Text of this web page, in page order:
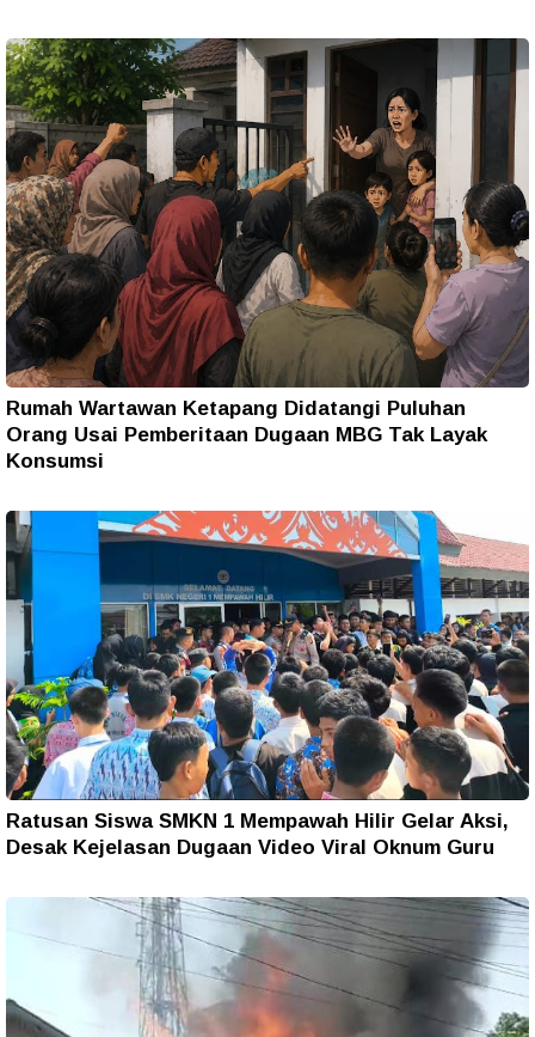
Rumah Wartawan Ketapang Didatangi Puluhan
Orang Usai Pemberitaan Dugaan MBG Tak Layak
Konsumsi
Ratusan Siswa SMKN 1 Mempawah Hilir Gelar Aksi,
Desak Kejelasan Dugaan Video Viral Oknum Guru